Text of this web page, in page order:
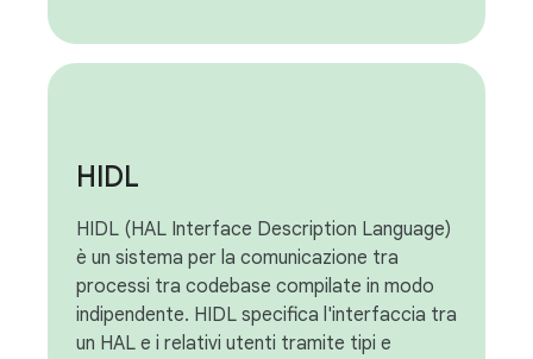
HIDL
HIDL (HAL Interface Description Language)
è un sistema per la comunicazione tra
processi tra codebase compilate in modo
indipendente. HIDL specifica l'interfaccia tra
un HAL e i relativi utenti tramite tipi e